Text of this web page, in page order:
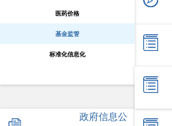
医药价格
基金监管
标准化信息化
政府信息公